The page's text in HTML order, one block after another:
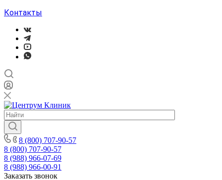
Контакты
8 (800) 707-90-57
8 (800) 707-90-57
8 (988) 966-07-69
8 (988) 966-00-91
Заказать звонок